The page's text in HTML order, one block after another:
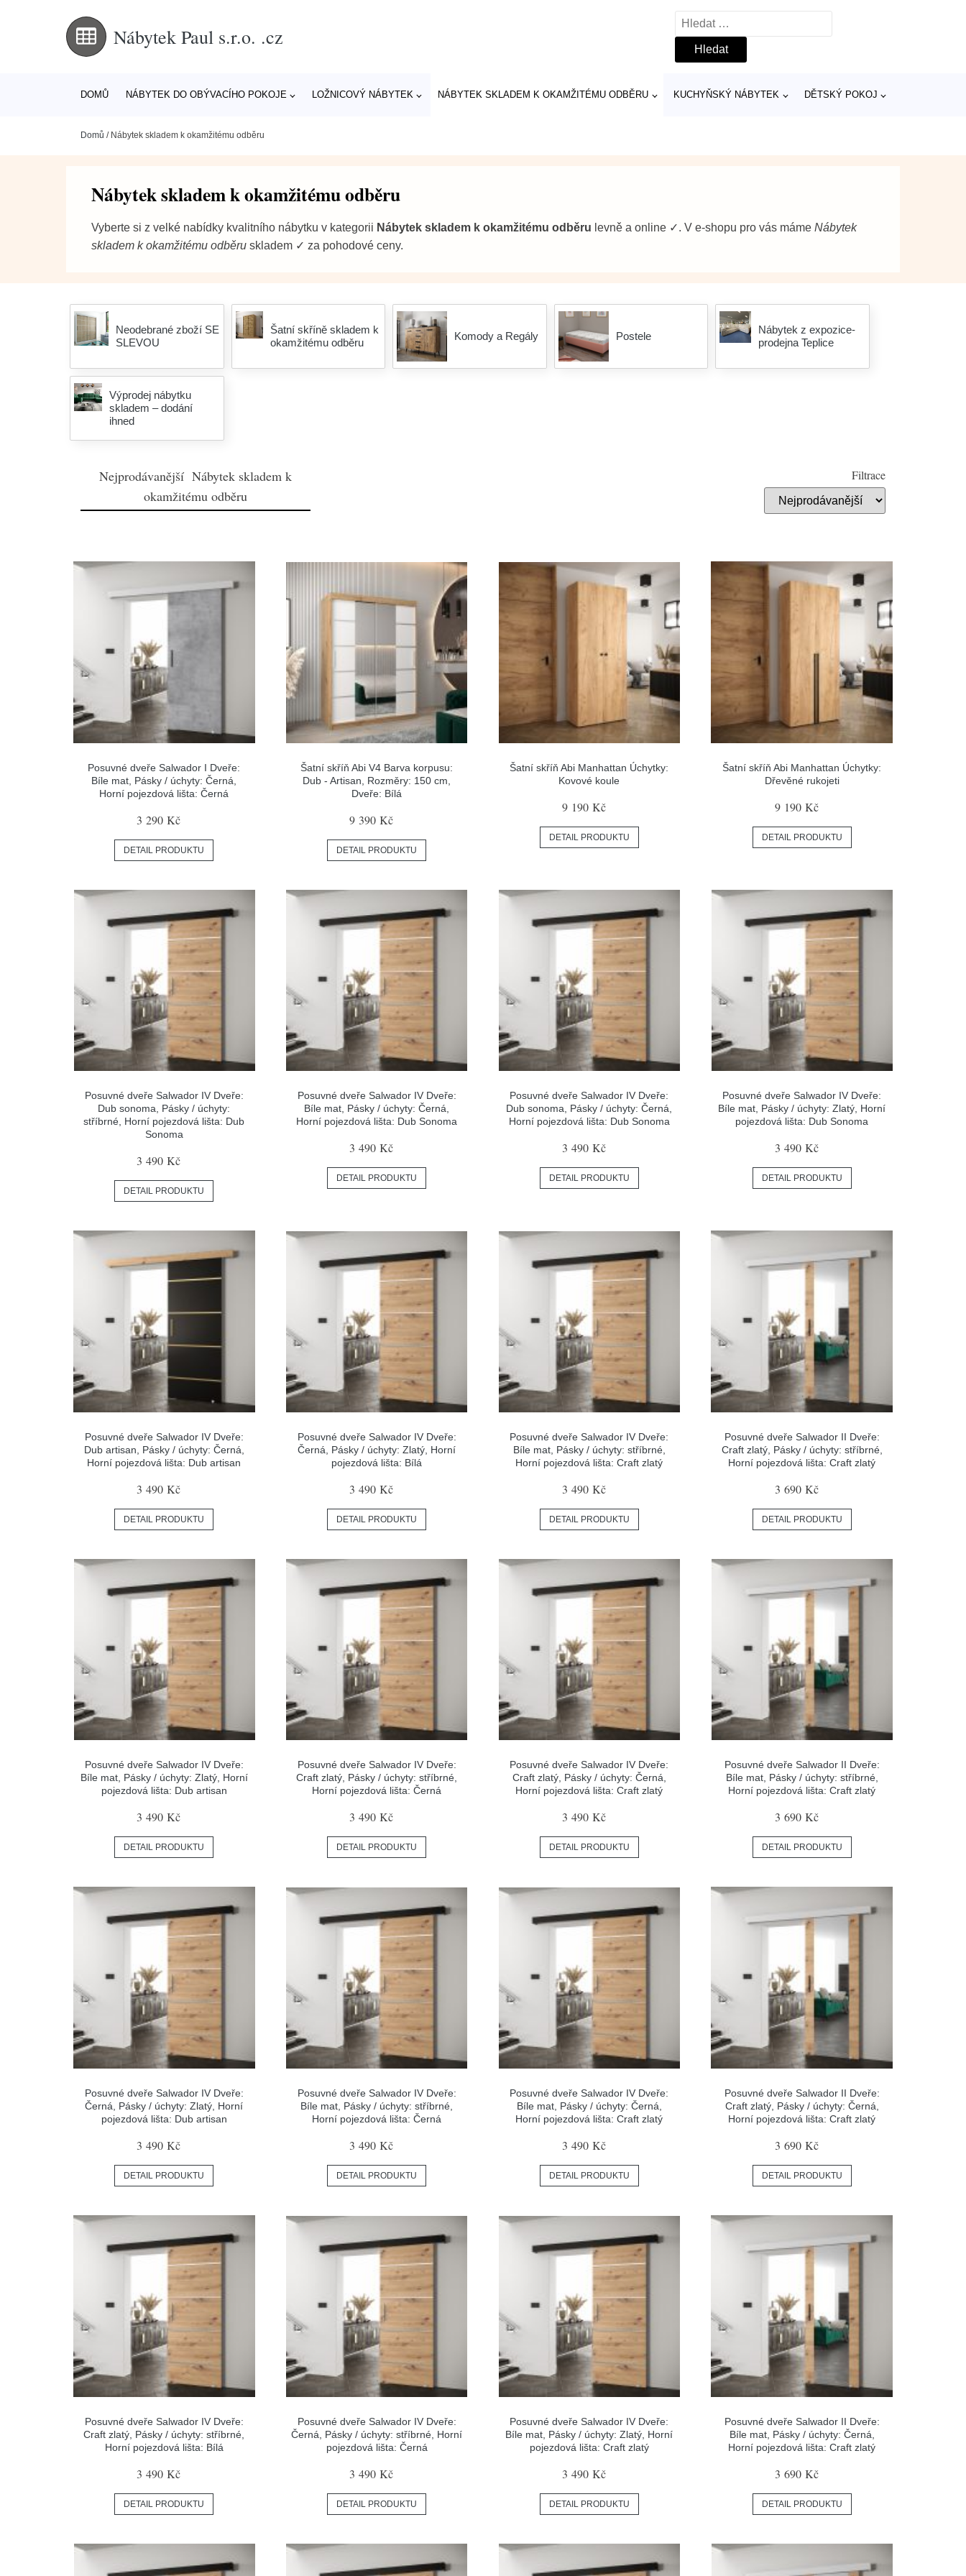
Nábytek Paul s.r.o. .cz
Vyhledávání
DOMŮ NÁBYTEK DO OBÝVACÍHO POKOJE LOŽNICOVÝ NÁBYTEK NÁBYTEK SKLADEM K OKAMŽITÉMU ODBĚRU KUCHYŇSKÝ NÁBYTEK DĚTSKÝ POKOJ
Domů / Nábytek skladem k okamžitému odběru
Nábytek skladem k okamžitému odběru
Vyberte si z velké nabídky kvalitního nábytku v kategorii Nábytek skladem k okamžitému odběru levně a online ✓. V e-shopu pro vás máme Nábytek
skladem k okamžitému odběru skladem ✓ za pohodové ceny.
Neodebrané zboží SE
SLEVOU
Šatní skříně skladem k
okamžitému odběru
Komody a Regály Postele
Nábytek z expozice-
prodejna Teplice
Výprodej nábytku
skladem – dodání
ihned
Nejprodávanější Nábytek skladem k
okamžitému odběru
Filtrace
Posuvné dveře Salwador I Dveře:
Bíle mat, Pásky / úchyty: Černá,
Horní pojezdová lišta: Černá
3 290 Kč
DETAIL PRODUKTU
Šatní skříň Abi V4 Barva korpusu:
Dub - Artisan, Rozměry: 150 cm,
Dveře: Bílá
9 390 Kč
DETAIL PRODUKTU
Šatní skříň Abi Manhattan Úchytky:
Kovové koule
9 190 Kč
DETAIL PRODUKTU
Šatní skříň Abi Manhattan Úchytky:
Dřevěné rukojeti
9 190 Kč
DETAIL PRODUKTU
Posuvné dveře Salwador IV Dveře:
Dub sonoma, Pásky / úchyty:
stříbrné, Horní pojezdová lišta: Dub
Sonoma
3 490 Kč
DETAIL PRODUKTU
Posuvné dveře Salwador IV Dveře:
Bíle mat, Pásky / úchyty: Černá,
Horní pojezdová lišta: Dub Sonoma
3 490 Kč
DETAIL PRODUKTU
Posuvné dveře Salwador IV Dveře:
Dub sonoma, Pásky / úchyty: Černá,
Horní pojezdová lišta: Dub Sonoma
3 490 Kč
DETAIL PRODUKTU
Posuvné dveře Salwador IV Dveře:
Bíle mat, Pásky / úchyty: Zlatý, Horní
pojezdová lišta: Dub Sonoma
3 490 Kč
DETAIL PRODUKTU
Posuvné dveře Salwador IV Dveře:
Dub artisan, Pásky / úchyty: Černá,
Horní pojezdová lišta: Dub artisan
3 490 Kč
DETAIL PRODUKTU
Posuvné dveře Salwador IV Dveře:
Černá, Pásky / úchyty: Zlatý, Horní
pojezdová lišta: Bílá
3 490 Kč
DETAIL PRODUKTU
Posuvné dveře Salwador IV Dveře:
Bíle mat, Pásky / úchyty: stříbrné,
Horní pojezdová lišta: Craft zlatý
3 490 Kč
DETAIL PRODUKTU
Posuvné dveře Salwador II Dveře:
Craft zlatý, Pásky / úchyty: stříbrné,
Horní pojezdová lišta: Craft zlatý
3 690 Kč
DETAIL PRODUKTU
Posuvné dveře Salwador IV Dveře:
Bíle mat, Pásky / úchyty: Zlatý, Horní
pojezdová lišta: Dub artisan
3 490 Kč
DETAIL PRODUKTU
Posuvné dveře Salwador IV Dveře:
Craft zlatý, Pásky / úchyty: stříbrné,
Horní pojezdová lišta: Černá
3 490 Kč
DETAIL PRODUKTU
Posuvné dveře Salwador IV Dveře:
Craft zlatý, Pásky / úchyty: Černá,
Horní pojezdová lišta: Craft zlatý
3 490 Kč
DETAIL PRODUKTU
Posuvné dveře Salwador II Dveře:
Bíle mat, Pásky / úchyty: stříbrné,
Horní pojezdová lišta: Craft zlatý
3 690 Kč
DETAIL PRODUKTU
Posuvné dveře Salwador IV Dveře:
Černá, Pásky / úchyty: Zlatý, Horní
pojezdová lišta: Dub artisan
3 490 Kč
DETAIL PRODUKTU
Posuvné dveře Salwador IV Dveře:
Bíle mat, Pásky / úchyty: stříbrné,
Horní pojezdová lišta: Černá
3 490 Kč
DETAIL PRODUKTU
Posuvné dveře Salwador IV Dveře:
Bíle mat, Pásky / úchyty: Černá,
Horní pojezdová lišta: Craft zlatý
3 490 Kč
DETAIL PRODUKTU
Posuvné dveře Salwador II Dveře:
Craft zlatý, Pásky / úchyty: Černá,
Horní pojezdová lišta: Craft zlatý
3 690 Kč
DETAIL PRODUKTU
Posuvné dveře Salwador IV Dveře:
Craft zlatý, Pásky / úchyty: stříbrné,
Horní pojezdová lišta: Bílá
3 490 Kč
DETAIL PRODUKTU
Posuvné dveře Salwador IV Dveře:
Černá, Pásky / úchyty: stříbrné, Horní
pojezdová lišta: Černá
3 490 Kč
DETAIL PRODUKTU
Posuvné dveře Salwador IV Dveře:
Bíle mat, Pásky / úchyty: Zlatý, Horní
pojezdová lišta: Craft zlatý
3 490 Kč
DETAIL PRODUKTU
Posuvné dveře Salwador II Dveře:
Bíle mat, Pásky / úchyty: Černá,
Horní pojezdová lišta: Craft zlatý
3 690 Kč
DETAIL PRODUKTU